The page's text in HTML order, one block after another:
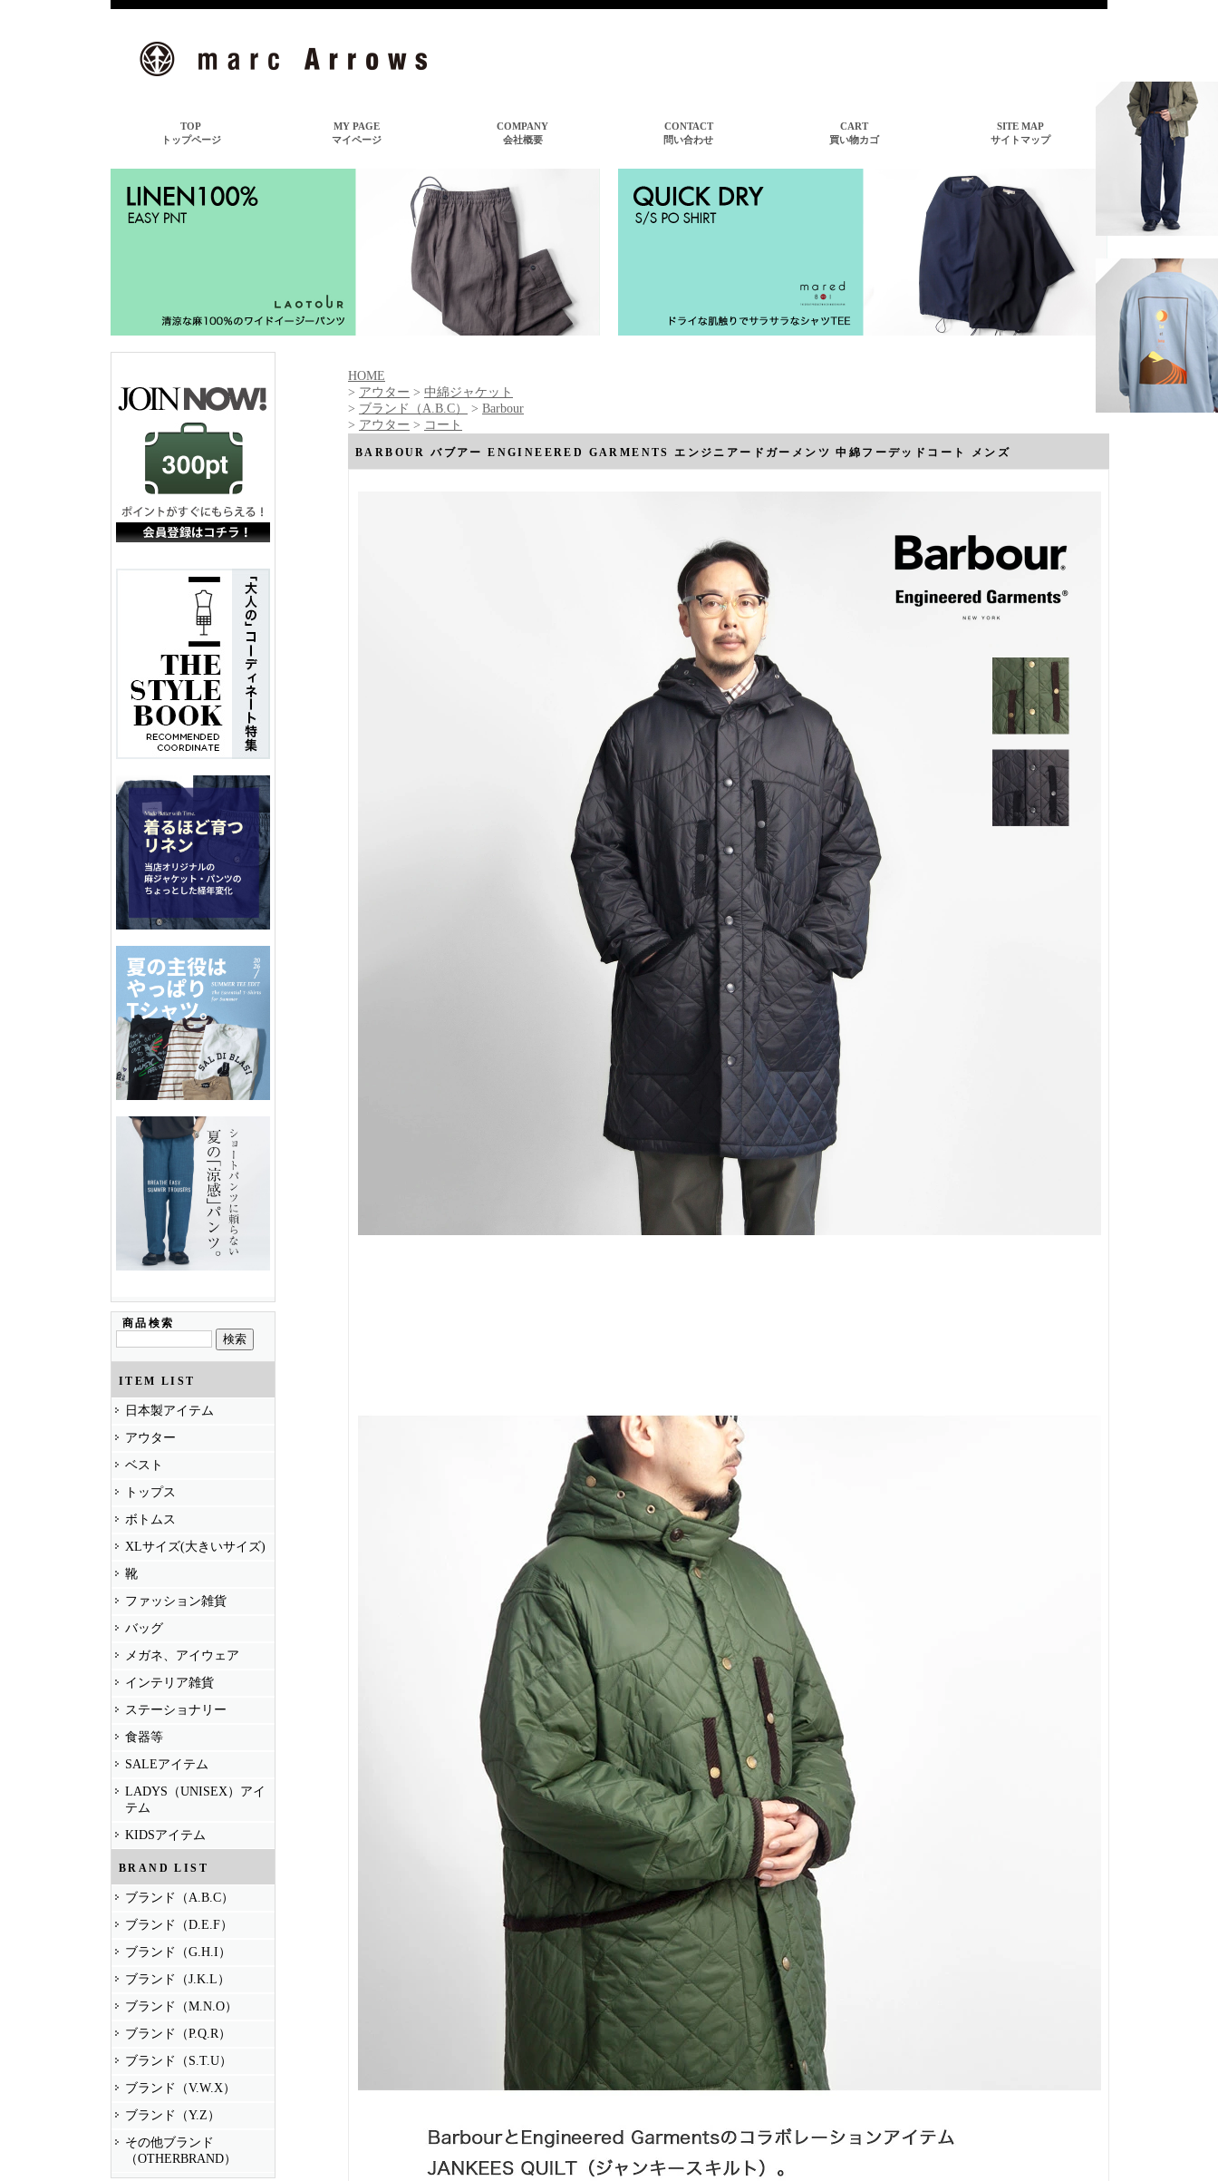
商品検索
ITEM LIST
日本製アイテム
アウター
ベスト
トップス
ボトムス
XLサイズ(大きいサイズ)
靴
ファッション雑貨
バッグ
メガネ、アイウェア
インテリア雑貨
ステーショナリー
食器等
SALEアイテム
LADYS（UNISEX）アイ
テム
KIDSアイテム
BRAND LIST
ブランド（A.B.C）
ブランド（D.E.F）
ブランド（G.H.I）
ブランド（J.K.L）
ブランド（M.N.O）
ブランド（P.Q.R）
ブランド（S.T.U）
ブランド（V.W.X）
ブランド（Y.Z）
その他ブランド
（OTHERBRAND）
HOME
> アウター > 中綿ジャケット
> ブランド（A.B.C） > Barbour
> アウター > コート
BARBOUR バブアー ENGINEERED GARMENTS エンジニアードガーメンツ 中綿フーデッドコート メンズ